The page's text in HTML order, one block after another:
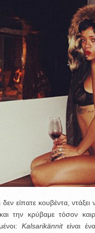
δεν είπατε κουβέντα,
και την κρύβαμε τόσον
Kalsarikännitείναι